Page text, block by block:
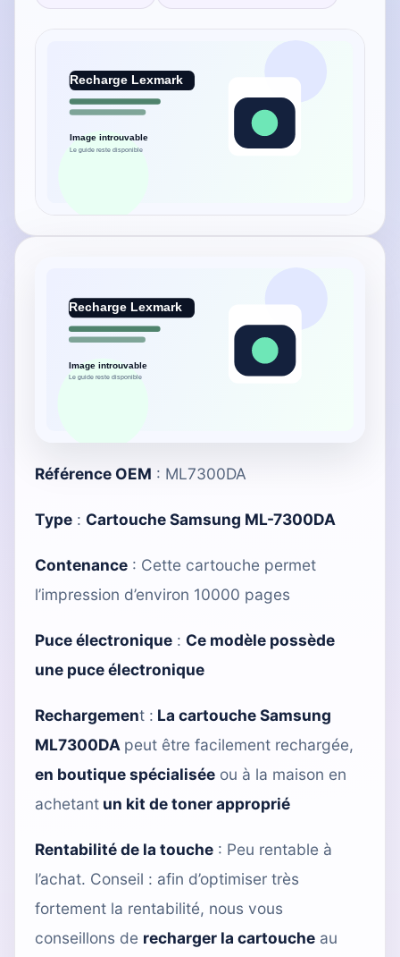
Référence OEM : ML7300DA
Type : Cartouche Samsung ML-7300DA
Contenance : Cette cartouche permet
l’impression d’environ 10000 pages
Puce électronique : Ce modèle possède
une puce électronique
Rechargement : La cartouche Samsung
ML7300DA peut être facilement rechargée,
en boutique spécialisée ou à la maison en
achetant un kit de toner approprié
Rentabilité de la touche : Peu rentable à
l’achat. Conseil : afin d’optimiser très
fortement la rentabilité, nous vous
conseillons de recharger la cartouche au